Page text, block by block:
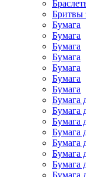
Бритвы
Бумага
Бумага
Бумага
Бумага
Бумага
Бумага
Бумага
Бумага
Бумага
Бумага
Бумага
Бумага
Бумага
Бумага
Бумага